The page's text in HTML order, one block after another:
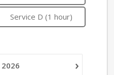
Service D (1 hour)
›
2026